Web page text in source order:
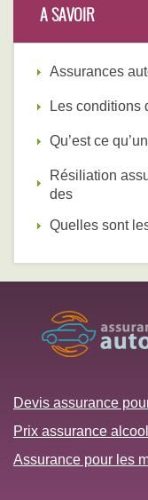
A SAVOIR
Assurances
Les conditions
Qu’est ce
Résiliation
des
Quelles sont
Devis assurance
Prix assurance
Assurance pour les